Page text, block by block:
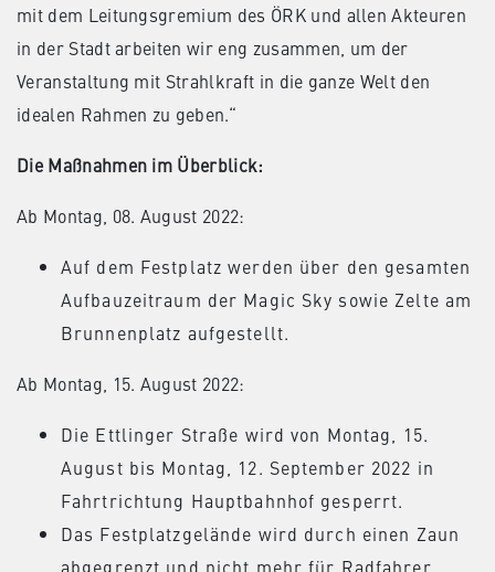
mit dem Leitungsgremium des ÖRK und allen Akteuren
in der Stadt arbeiten wir eng zusammen, um der
Veranstaltung mit Strahlkraft in die ganze Welt den
idealen Rahmen zu geben.“
Die Maßnahmen im Überblick:
Ab Montag, 08. August 2022:
Auf dem Festplatz werden über den gesamten
Aufbauzeitraum der Magic Sky sowie Zelte am
Brunnenplatz aufgestellt.
Ab Montag, 15. August 2022:
Die Ettlinger Straße wird von Montag, 15.
August bis Montag, 12. September 2022 in
Fahrtrichtung Hauptbahnhof gesperrt.
Das Festplatzgelände wird durch einen Zaun
abgegrenzt und nicht mehr für Radfahrer